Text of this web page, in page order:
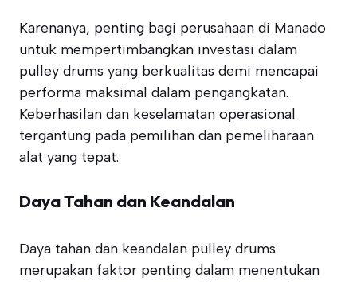
Karenanya, penting bagi perusahaan di Manado
untuk mempertimbangkan investasi dalam
pulley drums yang berkualitas demi mencapai
performa maksimal dalam pengangkatan.
Keberhasilan dan keselamatan operasional
tergantung pada pemilihan dan pemeliharaan
alat yang tepat.
Daya Tahan dan Keandalan
Daya tahan dan keandalan pulley drums
merupakan faktor penting dalam menentukan